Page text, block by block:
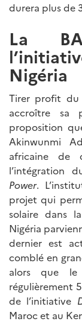
durera plus de
La
Nigéria
Tirer profit du
accroître sa
proposition
Akinwunmi
africaine de
l’intégration
Power.
projet qui
solaire dans
Nigéria
dernier est
comblé en
alors que le
régulièrement
de l’initiative
Maroc et au